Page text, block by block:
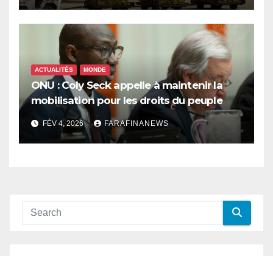
ACTUALITÉS MONDE
ONU : Coly Seck appelle à maintenir la
mobilisation pour les droits du peuple
palestinien
FÉV 4, 2026 FARAFINANEWS